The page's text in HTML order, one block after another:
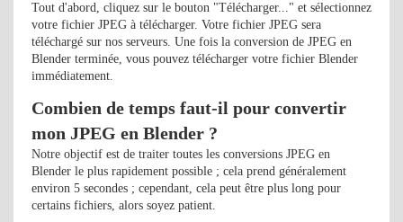
Tout d'abord, cliquez sur le bouton "Télécharger..." et sélectionnez
votre fichier JPEG à télécharger. Votre fichier JPEG sera
téléchargé sur nos serveurs. Une fois la conversion de JPEG en
Blender terminée, vous pouvez télécharger votre fichier Blender
immédiatement.
Combien de temps faut-il pour convertir
mon JPEG en Blender ?
Notre objectif est de traiter toutes les conversions JPEG en
Blender le plus rapidement possible ; cela prend généralement
environ 5 secondes ; cependant, cela peut être plus long pour
certains fichiers, alors soyez patient.